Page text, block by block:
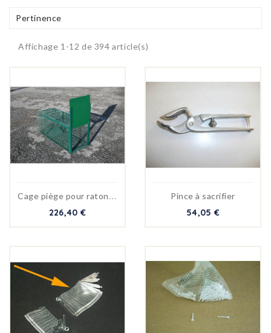
Pertinence
Affichage 1-12 de 394 article(s)
C
age piège pour raton laveur.
226,40 €
Pince à sacrifier
54,05 €